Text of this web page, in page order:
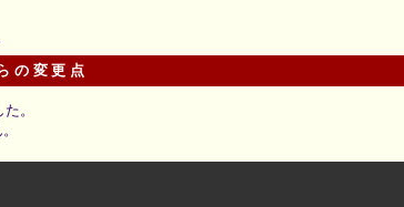
の変更点
。